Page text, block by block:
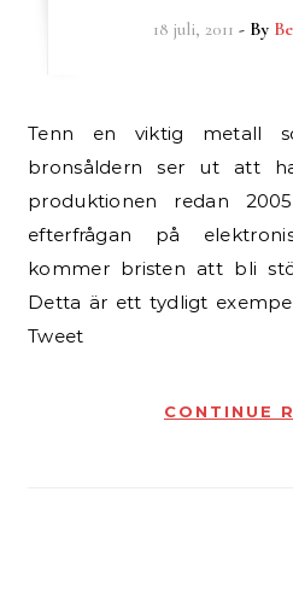
18 juli, 2011 - By
Tenn en viktig metall som vi använt sedan
bronsåldern ser ut att
produktionen redan
efterfrågan på
kommer bristen att bli
Detta är ett tydligt
Tweet
CONTINUE